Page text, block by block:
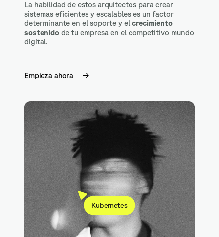
La habilidad de estos arquitectos para crear
sistemas eficientes y escalables es un factor
determinante en el soporte y el crecimiento
sostenido de tu empresa en el competitivo mundo
digital.
Empieza ahora
Kubernetes